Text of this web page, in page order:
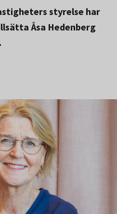
styrelse har
Åsa Hedenberg